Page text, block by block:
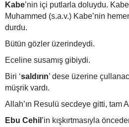
Kabe’nin içi putlarla doluydu.
Muhammed (s.a.v.) Kabe’nin
durdu.
Bütün gözler üzerindeydi.
Eceline susamış gibiydi.
Biri ‘saldırın’ dese üzerine
müşrik vardı.
Allah’ın Resulü secdeye gitti, tam
Ebu Cehil ’in kışkırtmasıyla